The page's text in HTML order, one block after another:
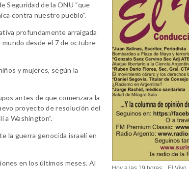
Seguridad de la ONU “que
contra nuestro pueblo”.
profundamente arraigada
mundo desde el 7 de octubre
y mujeres, según la
antes de que comenzara la
proyecto de resolución del
a Washington”.
la guerra genocida israelí en
en los últimos meses. Al